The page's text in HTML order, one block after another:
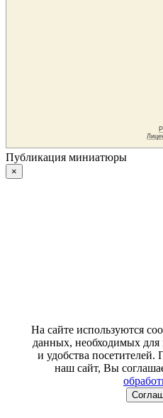
Публикация миниатюры
×
На сайте используются
данных, необходимых для
и удобства посетителей.
наш сайт, Вы